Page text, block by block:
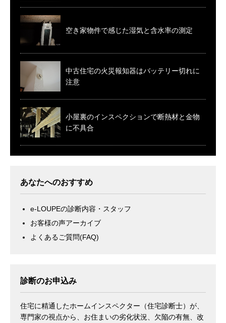
空き家物件で感じた湿気と含水率の測定
中古住宅の火災報知器はバッテリー切れに
注意
小屋裏のインスペクションで断熱材と金物
に不具合
あなたへのおすすめ
e-LOUPEの診断内容・スタッフ
お客様の声アーカイブ
よくあるご質問(FAQ)
診断のお申込み
住宅に精通したホームインスペクター（住宅診断士）が、
専門家の視点から、お住まいの劣化状況、欠陥の有無、改